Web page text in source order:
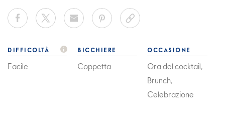
DIFFICOLTÀ
Facile
BICCHIERE
Coppetta
OCCASIONE
Ora del cocktail,
Brunch,
Celebrazione